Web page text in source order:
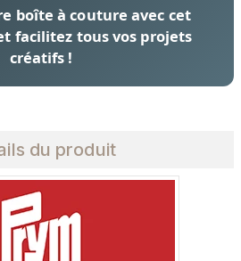
boîte à couture avec cet
facilitez tous vos projets
créatifs !
du produit